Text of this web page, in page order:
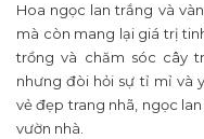
Hoa ngọc lan trắng và
mà còn mang lại giá trị
trồng và chăm sóc cây
nhưng đòi hỏi sự tỉ mỉ và
vẻ đẹp trang nhã, ngọc
vườn nhà.